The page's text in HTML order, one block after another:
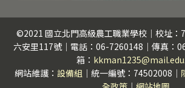
©2021 國立北門高級農工職業學校｜校址：
六安里117號｜電話：06-7260148｜傳真：
箱：
網站維護： 設備組 ｜統一編號：74502008｜